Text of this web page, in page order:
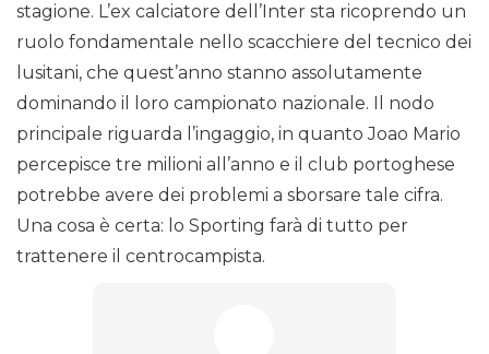
stagione. L’ex calciatore dell’Inter sta ricoprendo un
ruolo fondamentale nello scacchiere del tecnico dei
lusitani, che quest’anno stanno assolutamente
dominando il loro campionato nazionale. Il nodo
principale riguarda l’ingaggio, in quanto Joao Mario
percepisce tre milioni all’anno e il club portoghese
potrebbe avere dei problemi a sborsare tale cifra.
Una cosa è certa: lo Sporting farà di tutto per
trattenere il centrocampista.